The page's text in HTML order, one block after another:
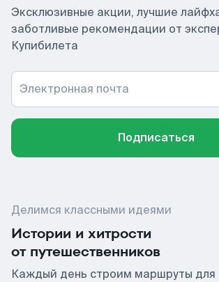
Эксклюзивные акции, лучшие
заботливые рекомендации от
Купибилета
Электронная почта
Подписаться
Делимся классными идеями
Истории и хитрости
от путешественников
Каждый день строим маршруты для